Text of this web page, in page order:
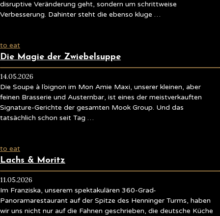
disruptive Veränderung geht, sondern um schrittweise
Verbesserung. Dahinter steht die ebenso kluge …
to eat
Die Magie der Zwiebelsuppe
14.05.2026
Die Soupe à l’oignon im Mon Amie Maxi, unserer kleinen, aber
feinen Brasserie und Austernbar, ist eines der meistverkauften
Signature-Gerichte der gesamten Mook Group. Und das
tatsächlich schon seit Tag …
to eat
Lachs & Moritz
11.05.2026
Im Franziska, unserem spektakulären 360-Grad-
Panoramarestaurant auf der Spitze des Henninger Turms, haben
wir uns nicht nur auf die Fahnen geschrieben, die deutsche Küche